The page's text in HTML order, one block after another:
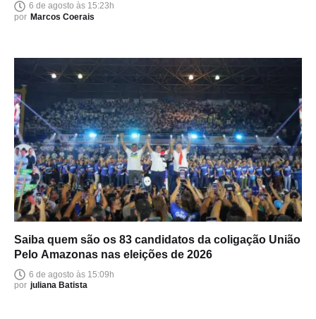
6 de agosto às 15:23h
por Marcos Coerais
Saiba quem são os 83 candidatos da coligação União
Pelo Amazonas nas eleições de 2026
6 de agosto às 15:09h
por juliana Batista